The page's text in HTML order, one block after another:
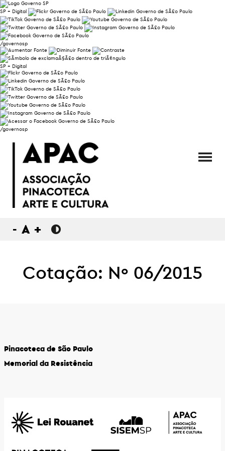
SP + Digital
/governosp
SP + Digital
/governosp
- A +
Cotação: Nº 06/2015
Pinacoteca de São Paulo
Memorial da Resistência